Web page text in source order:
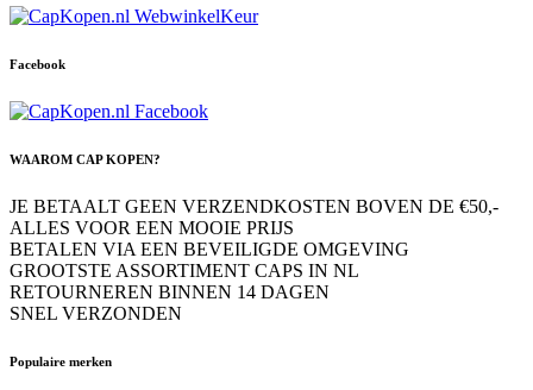
Facebook
WAAROM CAP KOPEN?
JE BETAALT GEEN VERZENDKOSTEN BOVEN DE €50,-
ALLES VOOR EEN MOOIE PRIJS
BETALEN VIA EEN BEVEILIGDE OMGEVING
GROOTSTE ASSORTIMENT CAPS IN NL
RETOURNEREN BINNEN 14 DAGEN
SNEL VERZONDEN
Populaire merken